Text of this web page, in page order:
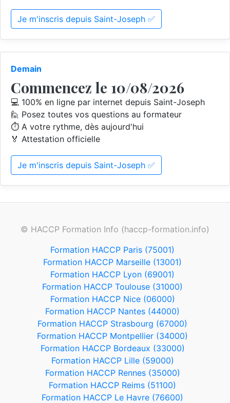
Je m'inscris depuis Saint-Joseph ✅
Demain
Commencez le 10/08/2026
💻 100% en ligne par internet depuis Saint-Joseph
🙋 Posez toutes vos questions au formateur
⏱️ A votre rythme, dès aujourd'hui
🏅 Attestation officielle
Je m'inscris depuis Saint-Joseph ✅
© HACCP Formation Info (haccp-formation.info)
Formation HACCP Paris (75001)
Formation HACCP Marseille (13001)
Formation HACCP Lyon (69001)
Formation HACCP Toulouse (31000)
Formation HACCP Nice (06000)
Formation HACCP Nantes (44000)
Formation HACCP Strasbourg (67000)
Formation HACCP Montpellier (34000)
Formation HACCP Bordeaux (33000)
Formation HACCP Lille (59000)
Formation HACCP Rennes (35000)
Formation HACCP Reims (51100)
Formation HACCP Le Havre (76600)